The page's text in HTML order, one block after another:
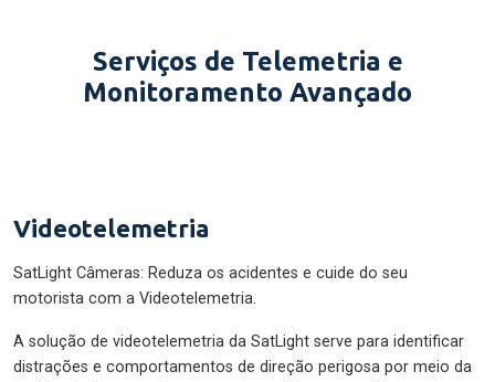
Serviços de Telemetria e
Monitoramento Avançado
Videotelemetria
SatLight Câmeras: Reduza os acidentes e cuide do seu
motorista com a Videotelemetria.
A solução de videotelemetria da SatLight serve para identificar
distrações e comportamentos de direção perigosa por meio da